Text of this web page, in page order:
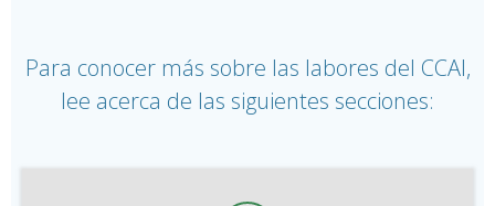
Para conocer más sobre las labores del CCAI,
lee acerca de las siguientes secciones: